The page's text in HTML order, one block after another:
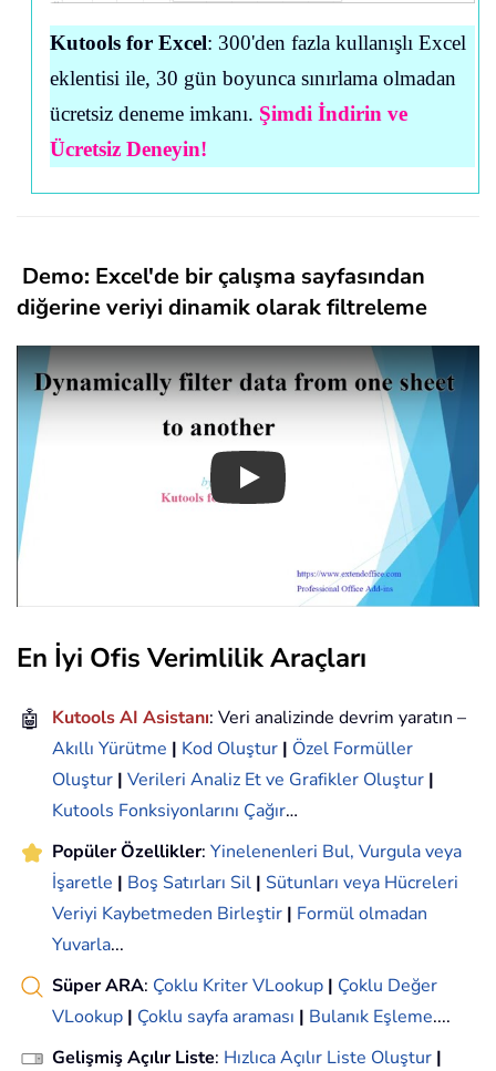
Kutools for Excel: 300'den fazla kullanışlı Excel
eklentisi ile, 30 gün boyunca sınırlama olmadan
ücretsiz deneme imkanı. Şimdi İndirin ve
Ücretsiz Deneyin!
Demo: Excel'de bir çalışma sayfasından
diğerine veriyi dinamik olarak filtreleme
Play
En İyi Ofis Verimlilik Araçları
🤖 Kutools AI Asistanı: Veri analizinde devrim yaratın –
Akıllı Yürütme | Kod Oluştur | Özel Formüller
Oluştur | Verileri Analiz Et ve Grafikler Oluştur |
Kutools Fonksiyonlarını Çağır…
Popüler Özellikler: Yinelenenleri Bul, Vurgula veya
İşaretle | Boş Satırları Sil | Sütunları veya Hücreleri
Veriyi Kaybetmeden Birleştir | Formül olmadan
Yuvarla...
Süper ARA: Çoklu Kriter VLookup | Çoklu Değer
VLookup | Çoklu sayfa araması | Bulanık Eşleme....
Gelişmiş Açılır Liste: Hızlıca Açılır Liste Oluştur |